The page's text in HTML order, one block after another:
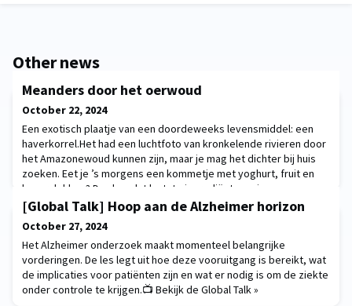
Other news
Meanders door het oerwoud
October 22, 2024
Een exotisch plaatje van een doordeweeks levensmiddel: een
haverkorrel.Het had een luchtfoto van kronkelende rivieren door
het Amazonewoud kunnen zijn, maar je mag het dichter bij huis
zoeken. Eet je ’s morgens een kommetje met yoghurt, fruit en
havervlokken? Dan kan dat laatste ingrediënt mooie
microscoopplaatjes opleveren. We zien hier – twintigmaal
vergroot – een doorsnede van een haverkorrel.
[Global Talk] Hoop aan de Alzheimer horizon
October 27, 2024
Het Alzheimer onderzoek maakt momenteel belangrijke
vorderingen. De les legt uit hoe deze vooruitgang is bereikt, wat
de implicaties voor patiënten zijn en wat er nodig is om de ziekte
onder controle te krijgen.📺 Bekijk de Global Talk »